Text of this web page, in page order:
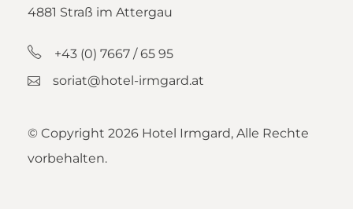
4881 Straß im Attergau
+43 (0) 7667 / 65 95
soriat@hotel-irmgard.at
© Copyright 2026 Hotel Irmgard, Alle Rechte
vorbehalten.